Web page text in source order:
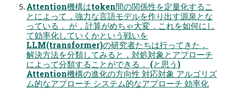
Attention機構はtoken間の関係性を定量化するこ
とによって，強力な言語モデルを作り出す源泉とな
っている． が，計算がめちゃ大変．これを如何にし
て効率化していくかという戦いを
LLM(transformer)の研究者たちは行ってきた．
解決方法を分類してみると，対処対象とアプローチ
によって分類することができる． (と思う)
Attention機構の進化の方向性 対応対象 アルゴリズ
ム的なアプローチ システム的なアプローチ 効率化